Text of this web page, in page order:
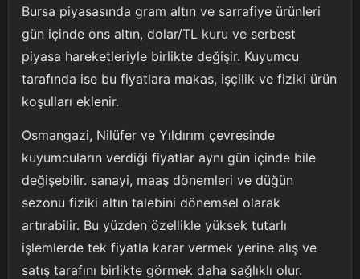
Bursa piyasasında gram altın ve sarrafiye ürünleri
gün içinde ons altın, dolar/TL kuru ve serbest
piyasa hareketleriyle birlikte değişir. Kuyumcu
tarafında ise bu fiyatlara makas, işçilik ve fiziki ürün
koşulları eklenir.
Osmangazi, Nilüfer ve Yıldırım çevresinde
kuyumcuların verdiği fiyatlar aynı gün içinde bile
değişebilir. sanayi, maaş dönemleri ve düğün
sezonu fiziki altın talebini dönemsel olarak
artırabilir. Bu yüzden özellikle yüksek tutarlı
işlemlerde tek fiyatla karar vermek yerine alış ve
satış tarafını birlikte görmek daha sağlıklı olur.